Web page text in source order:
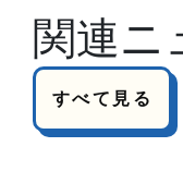
関連ニ
すべて見る